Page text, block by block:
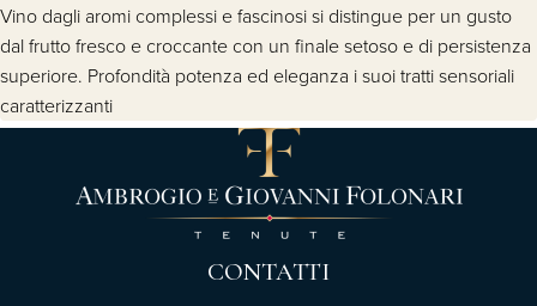
Vino dagli aromi complessi e fascinosi si distingue per un gusto
dal frutto fresco e croccante con un finale setoso e di persistenza
superiore. Profondità potenza ed eleganza i suoi tratti sensoriali
caratterizzanti
CONTATTI